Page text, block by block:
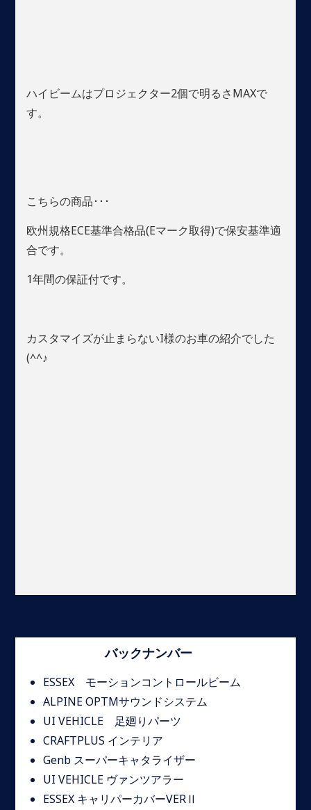
ハイビームはプロジェクター2個で明るさMAXで
す。
こちらの商品･･･
欧州規格ECE基準合格品(Eマーク取得)で保安基準適
合です。
1年間の保証付です。
カスタマイズが止まらないI様のお車の紹介でした
(^^♪
バックナンバー
ESSEX モーションコントロールビーム
ALPINE OPTMサウンドシステム
UI VEHICLE 足廻りパーツ
CRAFTPLUS インテリア
Genb スーパーキャタライザー
UI VEHICLE ヴァンツアラー
ESSEX キャリパーカバーVERⅡ